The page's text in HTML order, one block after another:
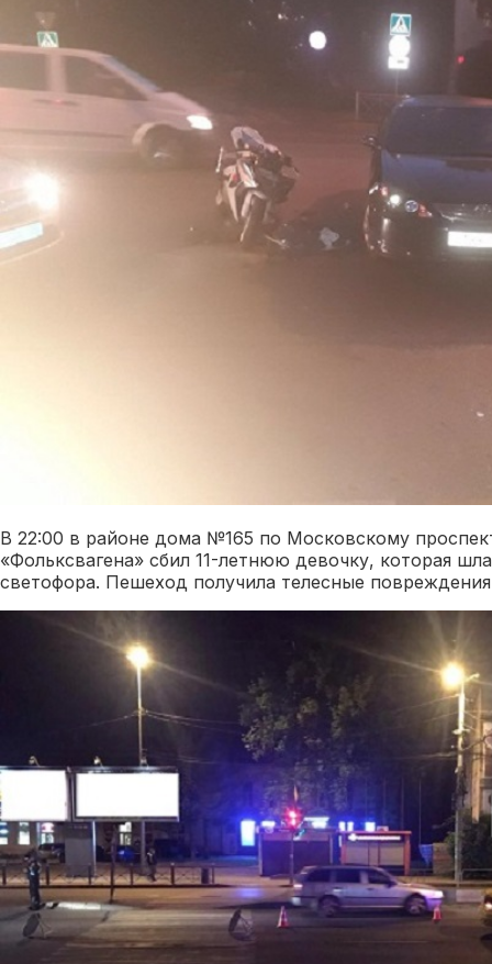
В 22:00 в районе дома №165 по Московскому
«Фольксвагена» сбил 11-летнюю девочку, которая
светофора. Пешеход получила телесные